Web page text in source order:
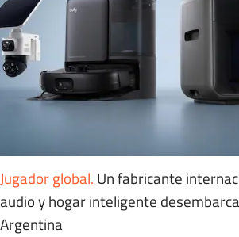
Jugador global. Un fabricante
audio y hogar inteligente
Argentina